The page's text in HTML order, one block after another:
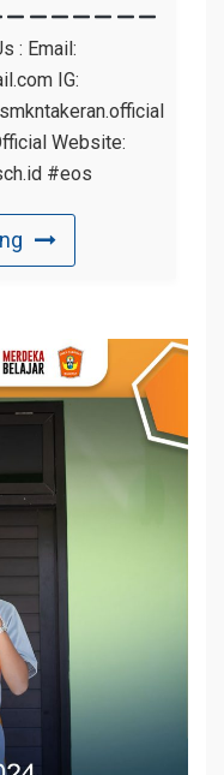
: Email:
IG:
Website:
#eos